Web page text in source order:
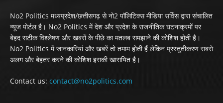
No2 Politics मध्यप्रदेश/छत्तीसगढ़ से नो2 पॉलिटिक्स मीडिया सर्विस द्वारा संचालित
न्यूज पोर्टल है। No2 Politics में देश और प्रदेश के राजनीतिक घटनाक्रमों पर
बेहद सटीक विश्लेषण और खबरों के पीछे का मतलब समझाने की कोशिश होती है।
No2 Politics में जानकारियां और खबरें तो तमाम होती हैं लेकिन प्रस्तुतीकरण सबसे
अलग और बेहतर करने की कोशिश इसकी खासयित है।
Contact us: contact@no2politics.com